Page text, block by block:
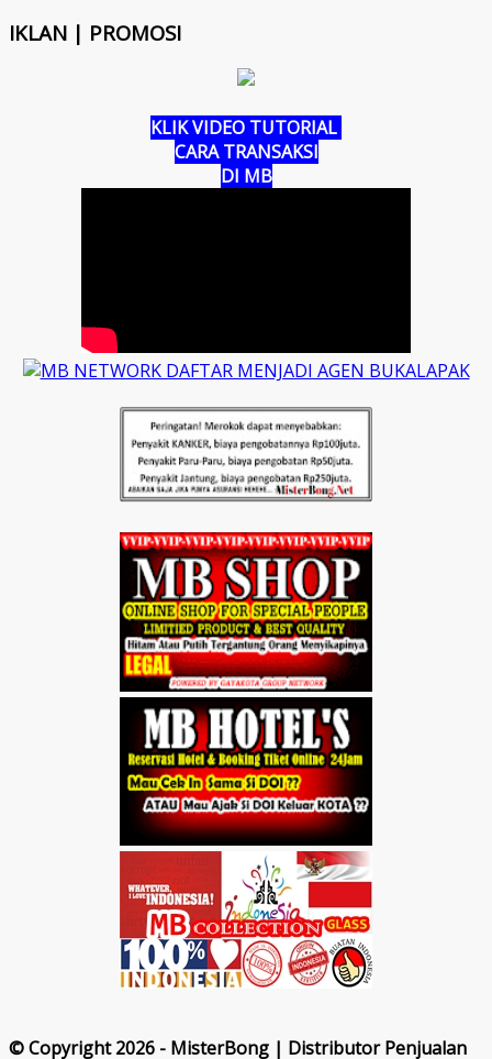
IKLAN | PROMOSI
KLIK VIDEO TUTORIAL
CARA TRANSAKSI
DI MB
© Copyright 2026 - MisterBong | Distributor Penjualan